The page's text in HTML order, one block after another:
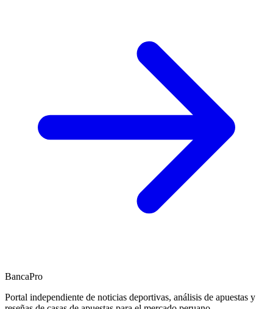
BancaPro
Portal independiente de noticias deportivas, análisis de apuestas y